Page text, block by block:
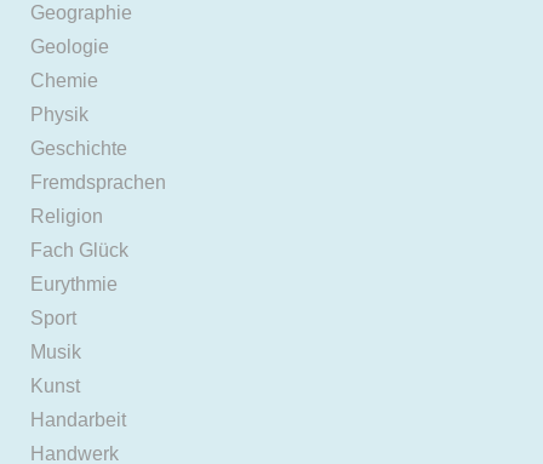
Geographie
Geologie
Chemie
Physik
Geschichte
Fremdsprachen
Religion
Fach Glück
Eurythmie
Sport
Musik
Kunst
Handarbeit
Handwerk